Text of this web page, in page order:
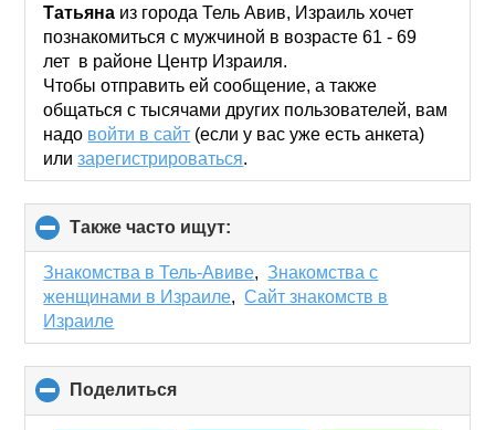
collapse
contents
Татьяна из города Тель Авив, Израиль хочет
познакомиться с мужчиной в возрасте 61 - 69
лет в районе Центр Израиля.
Чтобы отправить ей сообщение, а также
общаться с тысячами других пользователей, вам
надо войти в сайт (если у вас уже есть анкета)
илизарегистрироваться.
Также часто ищут:
to
collapse
contents
Знакомства в Тель-Авиве,Знакомства с
женщинами в Израиле,Сайт знакомств в
Израиле
Поделиться
to